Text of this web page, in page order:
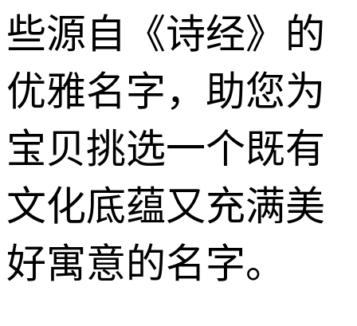
些源自《诗经》的
优雅名字，助您为
宝贝挑选一个既有
文化底蕴又充满美
好寓意的名字。